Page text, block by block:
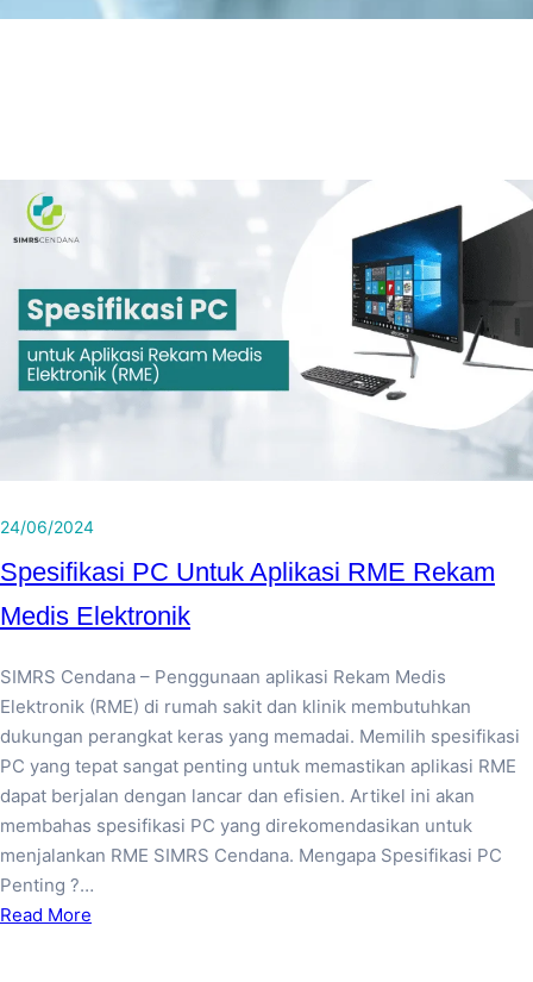
24/06/2024
Spesifikasi PC Untuk Aplikasi RME Rekam
Medis Elektronik
SIMRS Cendana – Penggunaan aplikasi Rekam Medis
Elektronik (RME) di rumah sakit dan klinik membutuhkan
dukungan perangkat keras yang memadai. Memilih spesifikasi
PC yang tepat sangat penting untuk memastikan aplikasi RME
dapat berjalan dengan lancar dan efisien. Artikel ini akan
membahas spesifikasi PC yang direkomendasikan untuk
menjalankan RME SIMRS Cendana. Mengapa Spesifikasi PC
Penting ?…
Read More